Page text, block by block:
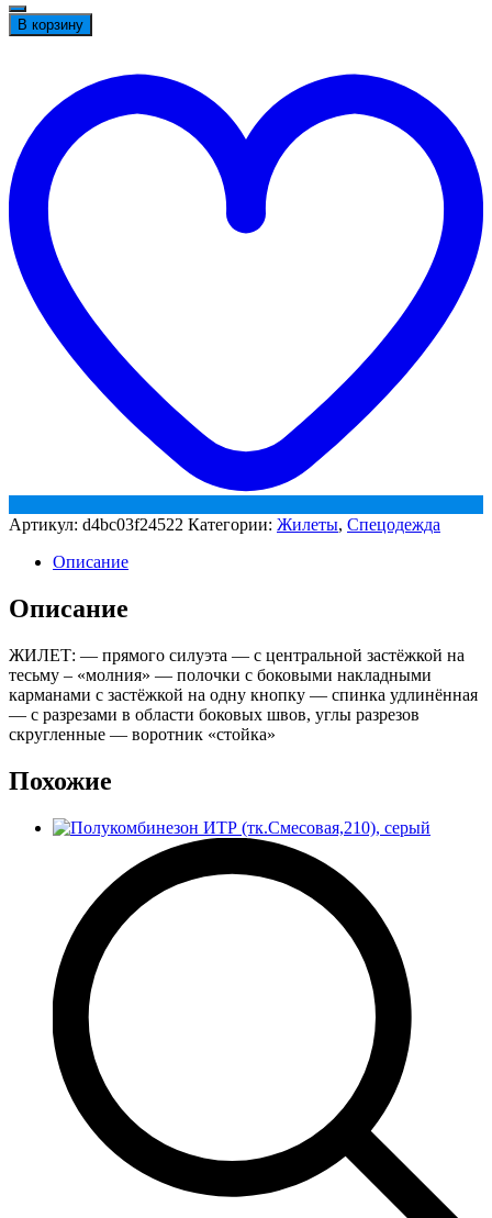
Жилет
утепленный
(тк.Смесовая,210),
васильковый
В корзину
Артикул: d4bc03f24522 Категории: Жилеты, Спецодежда
Описание
Описание
ЖИЛЕТ: — прямого силуэта — с центральной застёжкой на
тесьму – «молния» — полочки с боковыми накладными
карманами с застёжкой на одну кнопку — спинка удлинённая
— с разрезами в области боковых швов, углы разрезов
скругленные — воротник «стойка»
Похожие